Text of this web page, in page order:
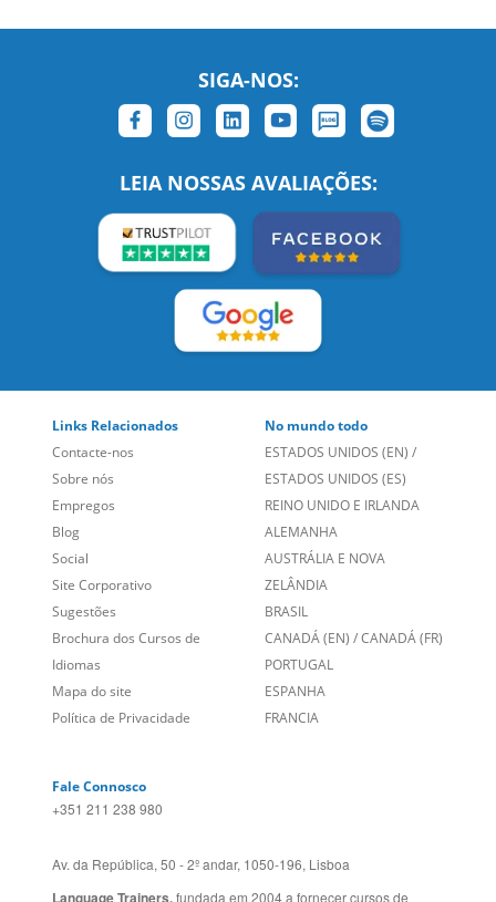
SIGA-NOS:
LEIA NOSSAS AVALIAÇÕES:
Links Relacionados
Contacte-nos
Sobre nós
Empregos
Blog
Social
Site Corporativo
Sugestões
Brochura dos Cursos de
Idiomas
Mapa do site
Política de Privacidade
No mundo todo
ESTADOS UNIDOS (EN) /
ESTADOS UNIDOS (ES)
REINO UNIDO E IRLANDA
ALEMANHA
AUSTRÁLIA E NOVA
ZELÂNDIA
BRASIL
CANADÁ (EN) /CANADÁ (FR)
PORTUGAL
ESPANHA
FRANCIA
Fale Connosco
+351 211 238 980
Av. da República, 50 - 2º andar, 1050-196, Lisboa
Language Trainers,fundada em 2004 a fornecer cursos de